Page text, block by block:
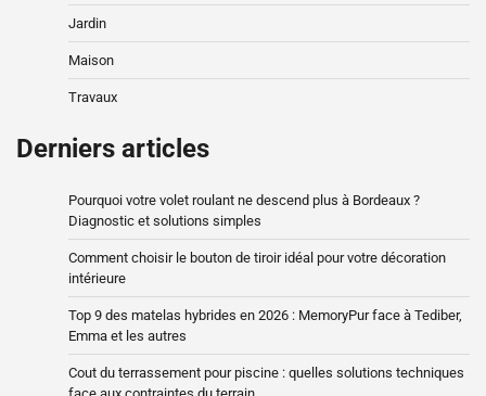
Jardin
Maison
Travaux
Derniers articles
Pourquoi votre volet roulant ne descend plus à Bordeaux ?
Diagnostic et solutions simples
Comment choisir le bouton de tiroir idéal pour votre décoration
intérieure
Top 9 des matelas hybrides en 2026 : MemoryPur face à Tediber,
Emma et les autres
Cout du terrassement pour piscine : quelles solutions techniques